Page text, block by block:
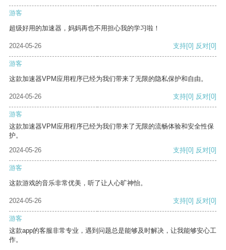
游客
超级好用的加速器，妈妈再也不用担心我的学习啦！
2024-05-26 支持[0] 反对[0]
游客
这款加速器VPM应用程序已经为我们带来了无限的隐私保护和自由。
2024-05-26 支持[0] 反对[0]
游客
这款加速器VPM应用程序已经为我们带来了无限的流畅体验和安全性保
护。
2024-05-26
支持[0] 反对[0]
游客
这款游戏的音乐非常优美，听了让人心旷神怡。
2024-05-26 支持[0] 反对[0]
游客
这款app的客服非常专业，遇到问题总是能够及时解决，让我能够安心工
作。